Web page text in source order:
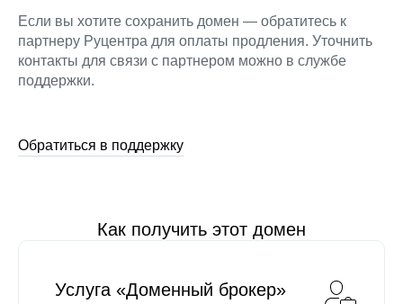
Если вы хотите сохранить домен — обратитесь к
партнеру Руцентра для оплаты продления. Уточнить
контакты для связи с партнером можно в службе
поддержки.
Обратиться в поддержку
Как получить этот домен
Услуга «Доменный брокер»